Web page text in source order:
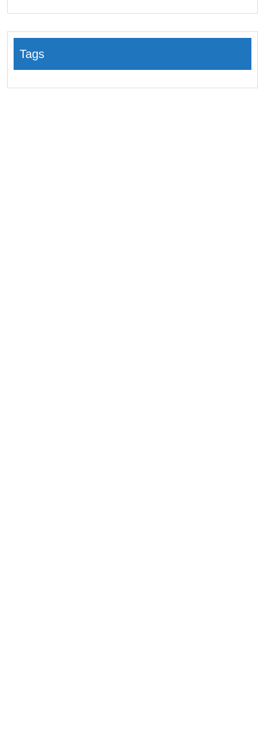
Tags